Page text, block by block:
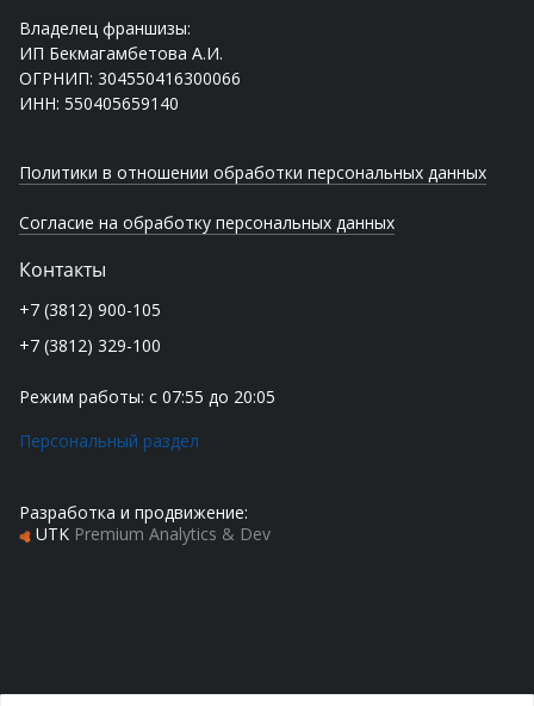
Владелец франшизы:
ИП Бекмагамбетова А.И.
ОГРНИП: 304550416300066
ИНН: 550405659140
Политики в отношении обработки персональных данных
Согласие на обработку персональных данных
Контакты
+7 (3812) 900-105
+7 (3812) 329-100
Режим работы: с 07:55 до 20:05
Персональный раздел
Разработка и продвижение:
UTK Premium Analytics & Dev